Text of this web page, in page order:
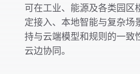
可在工业、能源及各类园区
定接入、本地智能与复杂场
持与云端模型和规则的一致
云边协同。